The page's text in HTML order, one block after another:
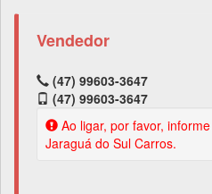
Vendedor
(47) 99603-3647
(47) 99603-3647
Ao ligar, por favor,
Jaraguá do Sul Carros.